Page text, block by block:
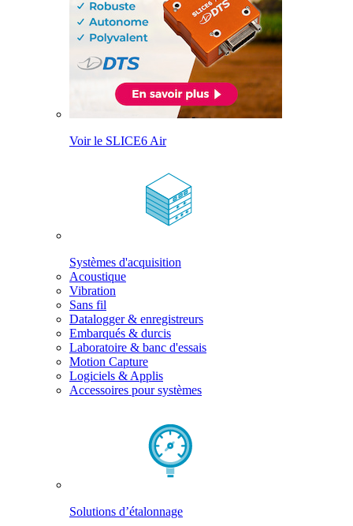
Voir le SLICE6 Air
Systèmes d'acquisition
Acoustique
Vibration
Sans fil
Datalogger & enregistreurs
Embarqués & durcis
Laboratoire & banc d'essais
Motion Capture
Logiciels & Applis
Accessoires pour systèmes
Solutions d’étalonnage